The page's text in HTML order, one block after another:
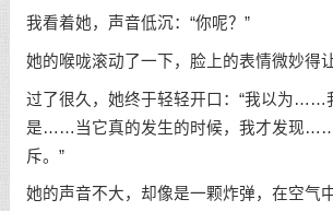
我看着她，声音低沉：“你呢？”
她的喉咙滚动了一下，脸上的表情微妙得
过了很久，她终于轻轻开口：“我以为……
是……当它真的发生的时候，我才发现
斥。”
她的声音不大，却像是一颗炸弹，在空气